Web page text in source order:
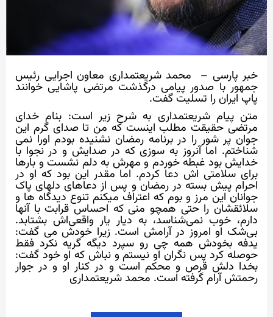
خبر پارسی – محمد شریعتمداری معاون اجرایی رئیس
جمهور با صدور پیامی درگذشت مرتضی پاشایی خوانند
پاپ ایران را تسلیت گفت.
متن پیام شریعتمداری به شرح زیر است: بنام خدای
مرتضی حقیقت مطلب اینست که من تا صدای گرم این
جوان پر شور را در برنامه رمضان نشنیده بودم اورا نمی
شناختم. اما آنروز به سوزی که در صدایش و در نجوا با
خدایش بود غبطه خوردم و مهرش به دلم نشست و بارها
برای سلامتی اش دعا کردم. اما مقدر این بود که او در
احرام پیش بسته در رمضان و پس از دعاهای دلهای پاک
جوانان این مرز و بوم که اعتراف میکنم تنوع دیدگاه ها و
سلائقشان را حتی همچو منی که احساس قرابت با آنها
دارم، خوب نمی‌شناسد، به دیار یار واقعی‌اش بشتابد.
بی‌شک او امروز در آرامش است. زیرا خودش می گفت:
یدفه بخودش همه چی رو سپرد دیگه گریه نکرد فقط
حوصله کرد پس نگران او نیستم و نباش که او خود گفت:
بخدا دلش قرص و محکم است و در کنار او و در جوار
رحمتش آرام گرفته است. محمد شریعتمداری